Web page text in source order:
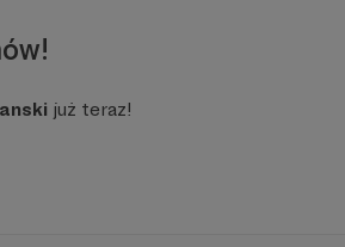
już teraz!